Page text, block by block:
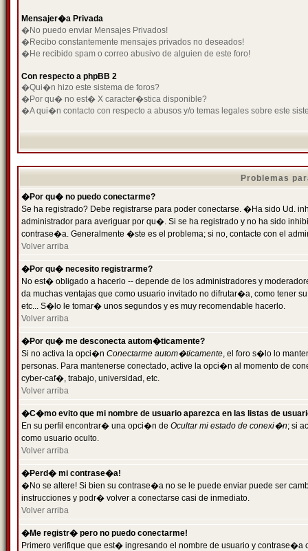
Mensajer�a Privada
�No puedo enviar Mensajes Privados!
�Recibo constantemente mensajes privados no deseados!
�He recibido spam o correo abusivo de alguien de este foro!
Con respecto a phpBB 2
�Qui�n hizo este sistema de foros?
�Por qu� no est� X caracter�stica disponible?
�A qui�n contacto con respecto a abusos y/o temas legales sobre este
Problemas
�Por qu� no puedo conectarme?
Se ha registrado? Debe registrarse para poder conectarse. �Ha sido Ud.
administrador para averiguar por qu�. Si se ha registrado y no ha sido
contrase�a. Generalmente �ste es el problema; si no, contacte con el
Volver arriba
�Por qu� necesito registrarme?
No est� obligado a hacerlo -- depende de los administradores y
da muchas ventajas que como usuario invitado no difrutar�a, como tener
etc... S�lo le tomar� unos segundos y es muy recomendable hacerlo.
Volver arriba
�Por qu� me desconecta autom�ticamente?
Si no activa la opci�n Conectarme autom�ticamente, el foro s�lo lo
personas. Para mantenerse conectado, active la opci�n al momento de
cyber-caf�, trabajo, universidad, etc.
Volver arriba
�C�mo evito que mi nombre de usuario aparezca en las listas de
En su perfil encontrar� una opci�n de Ocultar mi estado de conexi�n; si
como usuario oculto.
Volver arriba
�Perd� mi contrase�a!
�No se altere! Si bien su contrase�a no se le puede enviar puede ser
instrucciones y podr� volver a conectarse casi de inmediato.
Volver arriba
�Me registr� pero no puedo conectarme!
Primero verifique que est� ingresando el nombre de usuario y